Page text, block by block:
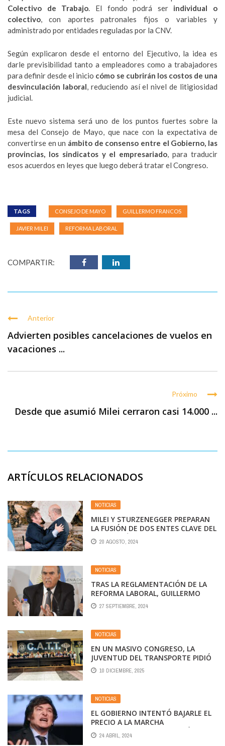
Colectivo de Trabajo. El fondo podrá ser individual o
colectivo, con aportes patronales fijos o variables y
administrado por entidades reguladas por la CNV.
Según explicaron desde el entorno del Ejecutivo, la idea es
darle previsibilidad tanto a empleadores como a trabajadores
para definir desde el inicio cómo se cubrirán los costos de una
desvinculación laboral, reduciendo así el nivel de litigiosidad
judicial.
Este nuevo sistema será uno de los puntos fuertes sobre la
mesa del Consejo de Mayo, que nace con la expectativa de
convertirse en un ámbito de consenso entre el Gobierno, las
provincias, los sindicatos y el empresariado, para traducir
esos acuerdos en leyes que luego deberá tratar el Congreso.
TAGS CONSEJO DE MAYO GUILLERMO FRANCOS
JAVIER MILEI REFORMA LABORAL
COMPARTIR:
Anterior
Advierten posibles cancelaciones de vuelos en
vacaciones ...
Próximo
Desde que asumió Milei cerraron casi 14.000 ...
ARTÍCULOS RELACIONADOS
NOTICIAS
MILEI Y STURZENEGGER PREPARAN
LA FUSIÓN DE DOS ENTES CLAVE DEL
SECTOR AÉREO
20 AGOSTO, 2024
NOTICIAS
TRAS LA REGLAMENTACIÓN DE LA
REFORMA LABORAL, GUILLERMO
FRANCOS RECIBE EL LUNES A LA
CÚPULA DE LA CGT: BUSCA PONER
27 SEPTIEMBRE, 2024
NOTICIAS
EN UN MASIVO CONGRESO, LA
JUVENTUD DEL TRANSPORTE PIDIÓ
MÁS PARTICIPACIÓN POLÍTICA DE
LOS TRABAJADORES Y RECHAZÓ LA
10 DICIEMBRE, 2025
NOTICIAS
EL GOBIERNO INTENTÓ BAJARLE EL
PRECIO A LA MARCHA
UNIVERSITARIA, PERO SINTIÓ EL
GOLPE
24 ABRIL, 2024